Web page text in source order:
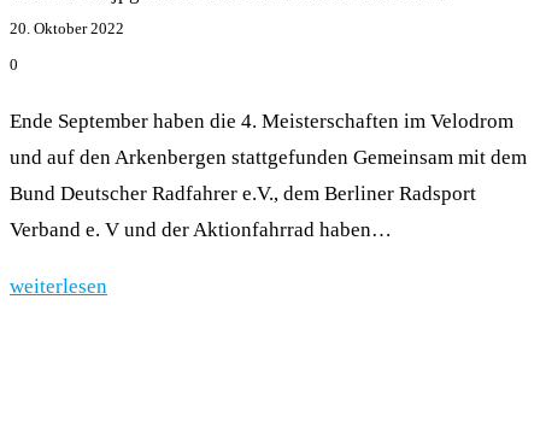
20. Oktober 2022
0
Ende September haben die 4. Meisterschaften im Velodrom
und auf den Arkenbergen stattgefunden Gemeinsam mit dem
Bund Deutscher Radfahrer e.V., dem Berliner Radsport
Verband e. V und der Aktionfahrrad haben…
weiterlesen